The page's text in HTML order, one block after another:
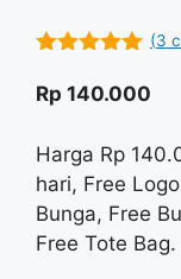
5
(3
Rp 140.000
Harga Rp
hari, Free
Bunga, Free
Free Tote Bag.